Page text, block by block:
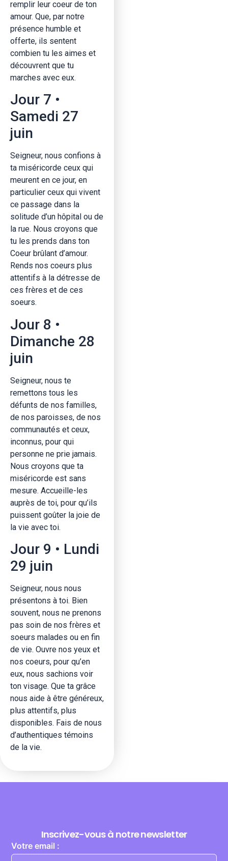
remplir leur coeur de ton
amour. Que, par notre
présence humble et
offerte, ils sentent
combien tu les aimes et
découvrent que tu
marches avec eux.
Jour 7 •
Samedi 27
juin
Seigneur, nous confions à
ta miséricorde ceux qui
meurent en ce jour, en
particulier ceux qui vivent
ce passage dans la
solitude d’un hôpital ou de
la rue. Nous croyons que
tu les prends dans ton
Coeur brûlant d’amour.
Rends nos coeurs plus
attentifs à la détresse de
ces frères et de ces
soeurs.
Jour 8 •
Dimanche 28
juin
Seigneur, nous te
remettons tous les
défunts de nos familles,
de nos paroisses, de nos
communautés et ceux,
inconnus, pour qui
personne ne prie jamais.
Nous croyons que ta
miséricorde est sans
mesure. Accueille-les
auprès de toi, pour qu’ils
puissent goûter la joie de
la vie avec toi.
Jour 9 • Lundi
29 juin
Seigneur, nous nous
présentons à toi. Bien
souvent, nous ne prenons
pas soin de nos frères et
soeurs malades ou en fin
de vie. Ouvre nos yeux et
nos coeurs, pour qu’en
eux, nous sachions voir
ton visage. Que ta grâce
nous aide à être généreux,
plus attentifs, plus
disponibles. Fais de nous
d’authentiques témoins
de la vie.
Inscrivez-vous à notre newsletter
Votre email :